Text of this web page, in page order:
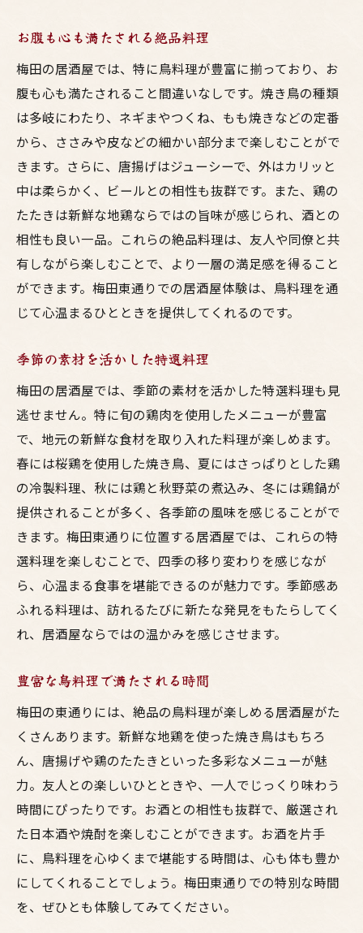
お腹も心も満たされる絶品料理
梅田の居酒屋では、特に鳥料理が豊富に揃っており、お
腹も心も満たされること間違いなしです。焼き鳥の種類
は多岐にわたり、ネギまやつくね、もも焼きなどの定番
から、ささみや皮などの細かい部分まで楽しむことがで
きます。さらに、唐揚げはジューシーで、外はカリッと
中は柔らかく、ビールとの相性も抜群です。また、鶏の
たたきは新鮮な地鶏ならではの旨味が感じられ、酒との
相性も良い一品。これらの絶品料理は、友人や同僚と共
有しながら楽しむことで、より一層の満足感を得ること
ができます。梅田東通りでの居酒屋体験は、鳥料理を通
じて心温まるひとときを提供してくれるのです。
季節の素材を活かした特選料理
梅田の居酒屋では、季節の素材を活かした特選料理も見
逃せません。特に旬の鶏肉を使用したメニューが豊富
で、地元の新鮮な食材を取り入れた料理が楽しめます。
春には桜鶏を使用した焼き鳥、夏にはさっぱりとした鶏
の冷製料理、秋には鶏と秋野菜の煮込み、冬には鶏鍋が
提供されることが多く、各季節の風味を感じることがで
きます。梅田東通りに位置する居酒屋では、これらの特
選料理を楽しむことで、四季の移り変わりを感じなが
ら、心温まる食事を堪能できるのが魅力です。季節感あ
ふれる料理は、訪れるたびに新たな発見をもたらしてく
れ、居酒屋ならではの温かみを感じさせます。
豊富な鳥料理で満たされる時間
梅田の東通りには、絶品の鳥料理が楽しめる居酒屋がた
くさんあります。新鮮な地鶏を使った焼き鳥はもちろ
ん、唐揚げや鶏のたたきといった多彩なメニューが魅
力。友人との楽しいひとときや、一人でじっくり味わう
時間にぴったりです。お酒との相性も抜群で、厳選され
た日本酒や焼酎を楽しむことができます。お酒を片手
に、鳥料理を心ゆくまで堪能する時間は、心も体も豊か
にしてくれることでしょう。梅田東通りでの特別な時間
を、ぜひとも体験してみてください。